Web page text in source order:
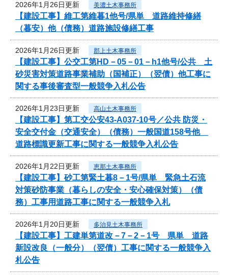
2026年1月26日更新 美濃土木事務所
【建設工事】維工第維暮1他号/県単 道路維持修繕
（暮安）他（債務）道路施設修繕工事
2026年1月26日更新 郡上土木事務所
【建設工事】公交工第HD－05－01－h1他号/公共 土
砂災害対策道路事業補助（国補正）（翌債）他工事に
関する事後審査型一般競争入札公告
2026年1月23日更新 高山土木事務所
【建設工事】第工交公安43-A037-10号／公共 防災・
安全交付金（交通安全）（債務）一般国道158号他
道路標識更新工事に関する一般競争入札公告
2026年1月22日更新 恵那土木事務所
【建設工事】砂工第緊土暮8－1号/県単 緊急土石流
対策砂防事業（暮らしの安全・安心確保対策）（債
務）工事用道路工事に関する一般競争入札
2026年1月20日更新 多治見土木事務所
【建設工事】工建単第道改－7－2－1号 県単 道路
新設改良（一般分）（翌債）工事に関する一般競争入
札公告